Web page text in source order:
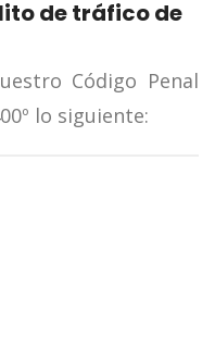
de tráfico de
Código Penal
lo siguiente: